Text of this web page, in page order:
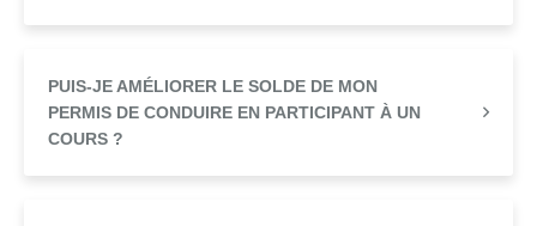
PUIS-JE AMÉLIORER LE SOLDE DE MON
PERMIS DE CONDUIRE EN PARTICIPANT À UN
COURS ?